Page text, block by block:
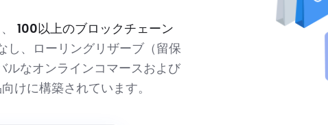
、
100以上のブロックチェーン
し、ローリングリザーブ（留保
ルなオンラインコマースおよび
けに構築されています。